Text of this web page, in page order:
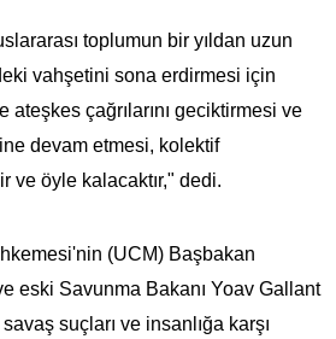
toplumun bir yıldan uzun
vahşetini sona erdirmesi için
ateşkes çağrılarını geciktirmesi ve
devam etmesi, kolektif
ve öyle kalacaktır," dedi.
(UCM) Başbakan
eski Savunma Bakanı Yoav Gallant
suçları ve insanlığa karşı